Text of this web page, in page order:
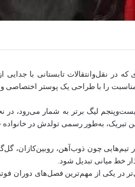
در نقل‌وانتقالات تابستانی با
جدیدش این مناسبت را با طراحی یک پوستر
لیگ برتر به شمار می‌رود،
تبریک، به‌طور رسمی تولدش در خانواده
در تیم‌هایی چون ذوب‌آهن، روبین‌کازان،
خط میانی تبدیل شود.
در یکی از مهم‌ترین فصل‌های دوران